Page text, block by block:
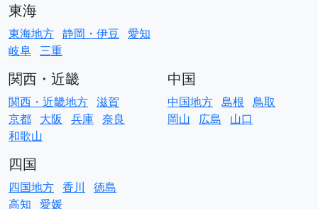
東海
東海地方 静岡・伊豆 愛知
岐阜 三重
関西・近畿
関西・近畿地方 滋賀
京都 大阪 兵庫 奈良
和歌山
中国
中国地方 島根 鳥取
岡山
広島 山口
四国
四国地方 香川
徳島
高知 愛媛